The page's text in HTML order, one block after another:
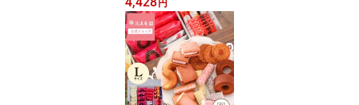
子 ギフト 個包装 2026 せ
んべい ｜ 博多風美庵 博
多明太えびせんべい 桐箱
60枚入 【0】 宅急便発送
Agift
円